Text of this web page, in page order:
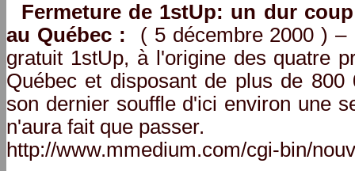
Fermeture de 1stUp: un dur
au Québec : ( 5 décembre 2000 ) –
gratuit 1stUp, à l'origine des quatre
Québec et disposant de plus de
son dernier souffle d'ici environ une
n'aura fait que passer.
http://www.mmedium.com/cgi-bin/